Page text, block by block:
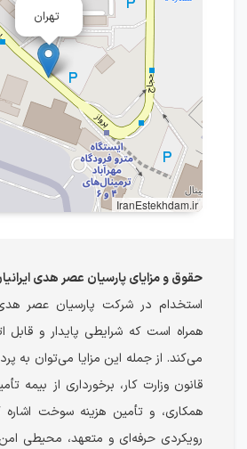
تهران
IranEstekhdam.ir
حقوق و مزایای پارسیان عصر هدی
استخدام در شرکت پارسیان عصر هدی
همراه است که شرایطی پایدار و قابل
می‌کند. از جمله این مزایا می‌توان به
قانون وزارت کار، برخورداری از بیمه
همکاری، و تأمین هزینه سوخت
رویکردی حرفه‌ای و متعهد، محیطی